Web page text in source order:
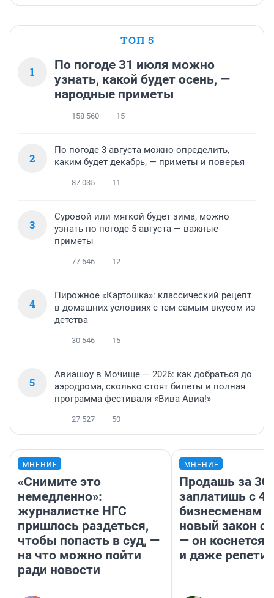
ТОП 5
1
По погоде 31 июля можно
узнать, какой будет осень, —
народные приметы
158 560 15
2
По погоде 3 августа можно определить,
каким будет декабрь, — приметы и поверья
87 035 11
3
Суровой или мягкой будет зима, можно
узнать по погоде 5 августа — важные
приметы
77 646 12
4
Пирожное «Картошка»: классический рецепт
в домашних условиях с тем самым вкусом из
детства
30 546 15
5
Авиашоу в Мочище — 2026: как добраться до
аэродрома, сколько стоят билеты и полная
программа фестиваля «Вива Авиа!»
27 527 50
МНЕНИЕ
«Снимите это
немедленно»:
журналистке НГС
пришлось раздеться,
чтобы попасть в суд, —
на что можно пойти
ради новости
МНЕНИЕ
Продашь за
заплатишь с
бизнесменам
новый закон о
— он коснется
и даже